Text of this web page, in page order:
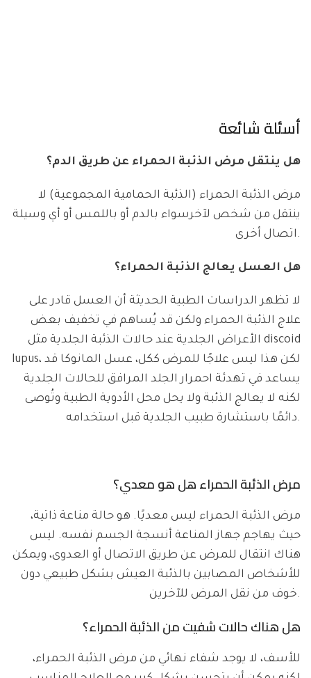
أسئلة شائعة
هل ينتقل مرض الذئبة الحمراء عن طريق الدم؟
مرض الذئبة الحمراء (الذئبة الحمامية المجموعية) لا
ينتقل من شخص لآخرسواء بالدم أو باللمس أو أي وسيلة
اتصال أخرى.
هل العسل يعالج الذئبة الحمراء؟
لا تظهر الدراسات الطبية الحديثة أن العسل قادر على
علاج الذئبة الحمراء ولكن قد يُساهم في تخفيف بعض
الأعراض الجلدية عند حالات الذئبة الجلدية مثل discoid
lupus، لكن هذا ليس علاجًا للمرض ككل، عسل المانوكا قد
يساعد في تهدئة احمرار الجلد المرافق للحالات الجلدية
لكنه لا يعالج الذئبة ولا يحل محل الأدوية الطبية وتُوصى
دائمًا باستشارة طبيب الجلدية قبل استخدامه.
مرض الذئبة الحمراء هل هو معدي؟
مرض الذئبة الحمراء ليس معديًا. هو حالة مناعة ذاتية،
حيث يهاجم جهاز المناعة أنسجة الجسم نفسه. ليس
هناك انتقال للمرض عن طريق الاتصال أو العدوى، ويمكن
للأشخاص المصابين بالذئبة العيش بشكل طبيعي دون
خوف من نقل المرض للآخرين.
هل هناك حالات شفيت من الذئبة الحمراء؟
للأسف، لا يوجد شفاء نهائي من مرض الذئبة الحمراء،